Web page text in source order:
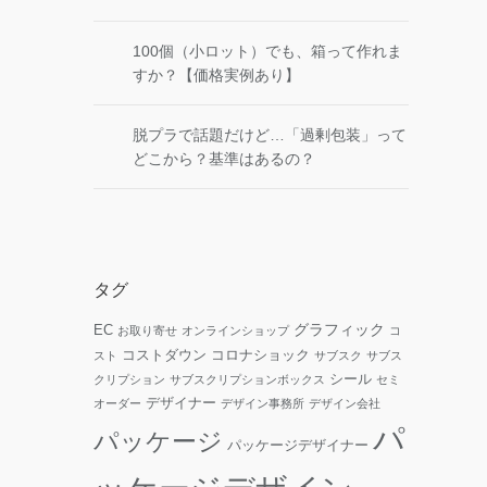
100個（小ロット）でも、箱って作れま
すか？【価格実例あり】
脱プラで話題だけど…「過剰包装」って
どこから？基準はあるの？
タグ
EC お取り寄せ オンラインショップ グラフィック
コ
スト
コストダウン コロナショック サブスク サブス
クリプション サブスクリプションボックス シール セミ
オーダー デザイナー デザイン事務所 デザイン会社
パッケージ パッケージデザイナー パ